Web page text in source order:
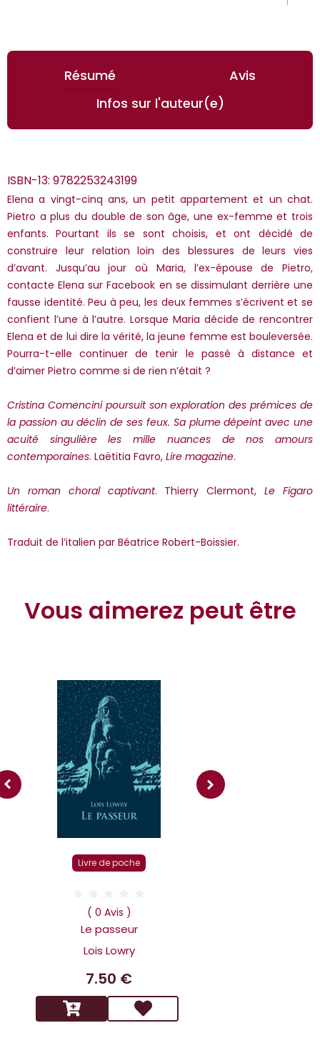
Résumé
Avis
Infos sur l'auteur(e)
ISBN-13: 9782253243199
Elena a vingt-cinq ans, un petit appartement et un chat.
Pietro a plus du double de son âge, une ex-femme et trois
enfants. Pourtant ils se sont choisis, et ont décidé de
construire leur relation loin des blessures de leurs vies
d’avant. Jusqu’au jour où Maria, l’ex-épouse de Pietro,
contacte Elena sur Facebook en se dissimulant derrière une
fausse identité. Peu à peu, les deux femmes s’écrivent et se
confient l’une à l’autre. Lorsque Maria décide de rencontrer
Elena et de lui dire la vérité, la jeune femme est bouleversée.
Pourra-t-elle continuer de tenir le passé à distance et
d’aimer Pietro comme si de rien n’était ?
Cristina Comencini poursuit son exploration des prémices de
la passion au déclin de ses feux. Sa plume dépeint avec une
acuité singulière les mille nuances de nos amours
contemporaines. Laëtitia Favro, Lire magazine.
Un roman choral captivant. Thierry Clermont,Le Figaro
littéraire.
Traduit de l’italien par Béatrice Robert-Boissier.
*Guests cannot publish reviews
Vous aimerez peut être
Livre de poche
( 0 Avis )
Le passeur
Lois Lowry
7.50 €